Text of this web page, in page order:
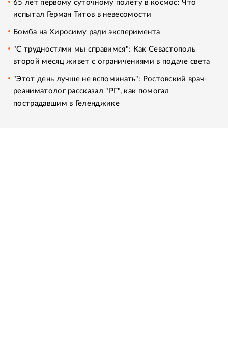
65 лет первому суточному полету в космос: Что
испытал Герман Титов в невесомости
Бомба на Хиросиму ради эксперимента
"С трудностями мы справимся": Как Севастополь
второй месяц живет с ограничениями в подаче света
"Этот день лучше не вспоминать": Ростовский врач-
реаниматолог рассказал "РГ", как помогал
пострадавшим в Геленджике